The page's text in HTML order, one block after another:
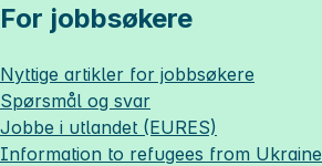
For jobbsøkere
Nyttige artikler for jobbsøkere
Spørsmål og svar
Jobbe i utlandet (EURES)
Information to refugees from Ukraine